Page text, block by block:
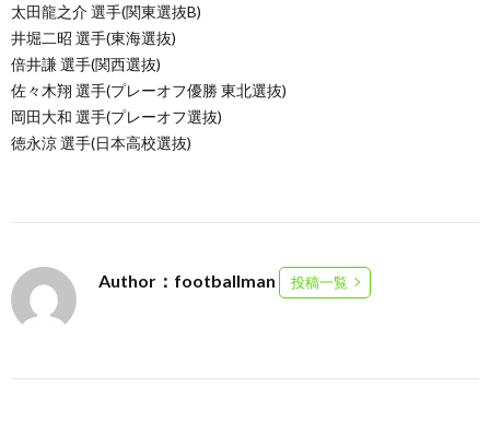
太田龍之介 選手(関東選抜B)
井堀二昭 選手(東海選抜)
倍井謙 選手(関西選抜)
佐々木翔 選手(プレーオフ優勝 東北選抜)
岡田大和 選手(プレーオフ選抜)
徳永涼 選手(日本高校選抜)
Author：footballman 投稿一覧